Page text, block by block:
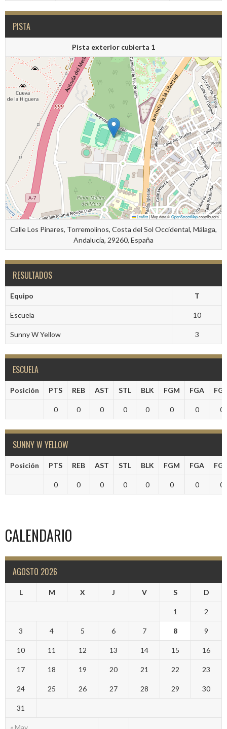
PISTA
Pista exterior cubierta 1
Leaflet|Map data ©OpenStreetMapcontributors
Calle Los Pinares, Torremolinos, Costa del Sol Occidental, Málaga,
Andalucía, 29260, España
RESULTADOS
Equipo T
Escuela 10
Sunny W Yellow 3
ESCUELA
Posición PTS REB AST STL BLK FGM FGA
0 0 0 0 0 0 0 0
SUNNY W YELLOW
Posición PTS REB AST STL BLK FGM FGA
0 0 0 0 0 0 0 0
CALENDARIO
AGOSTO 2026
L M X J V S D
« May
1 2
3 4 5 6 7 8 9
10 11 12 13 14 15 16
17 18 19 20 21 22 23
24 25 26 27 28 29 30
31